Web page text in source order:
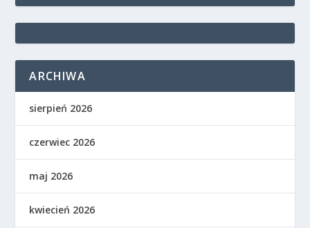
ARCHIWA
sierpień 2026
czerwiec 2026
maj 2026
kwiecień 2026